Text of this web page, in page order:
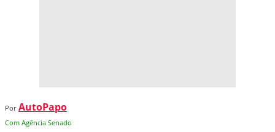
Por AutoPapo
Com Agência Senado